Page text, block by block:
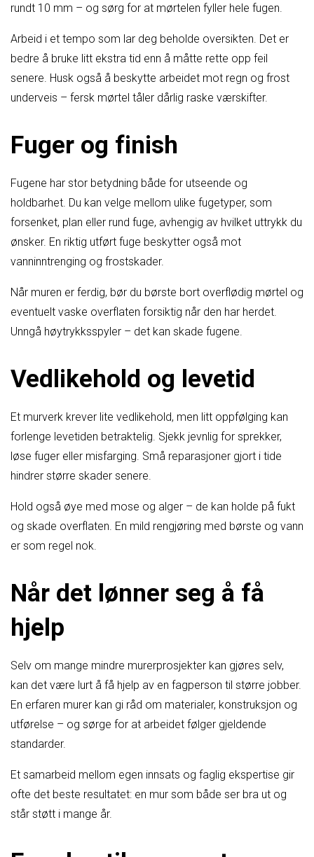
rundt 10 mm – og sørg for at mørtelen fyller hele fugen.
Arbeid i et tempo som lar deg beholde oversikten. Det er
bedre å bruke litt ekstra tid enn å måtte rette opp feil
senere. Husk også å beskytte arbeidet mot regn og frost
underveis – fersk mørtel tåler dårlig raske værskifter.
Fuger og finish
Fugene har stor betydning både for utseende og
holdbarhet. Du kan velge mellom ulike fugetyper, som
forsenket, plan eller rund fuge, avhengig av hvilket uttrykk du
ønsker. En riktig utført fuge beskytter også mot
vanninntrenging og frostskader.
Når muren er ferdig, bør du børste bort overflødig mørtel og
eventuelt vaske overflaten forsiktig når den har herdet.
Unngå høytrykksspyler – det kan skade fugene.
Vedlikehold og levetid
Et murverk krever lite vedlikehold, men litt oppfølging kan
forlenge levetiden betraktelig. Sjekk jevnlig for sprekker,
løse fuger eller misfarging. Små reparasjoner gjort i tide
hindrer større skader senere.
Hold også øye med mose og alger – de kan holde på fukt
og skade overflaten. En mild rengjøring med børste og vann
er som regel nok.
Når det lønner seg å få
hjelp
Selv om mange mindre murerprosjekter kan gjøres selv,
kan det være lurt å få hjelp av en fagperson til større jobber.
En erfaren murer kan gi råd om materialer, konstruksjon og
utførelse – og sørge for at arbeidet følger gjeldende
standarder.
Et samarbeid mellom egen innsats og faglig ekspertise gir
ofte det beste resultatet: en mur som både ser bra ut og
står støtt i mange år.